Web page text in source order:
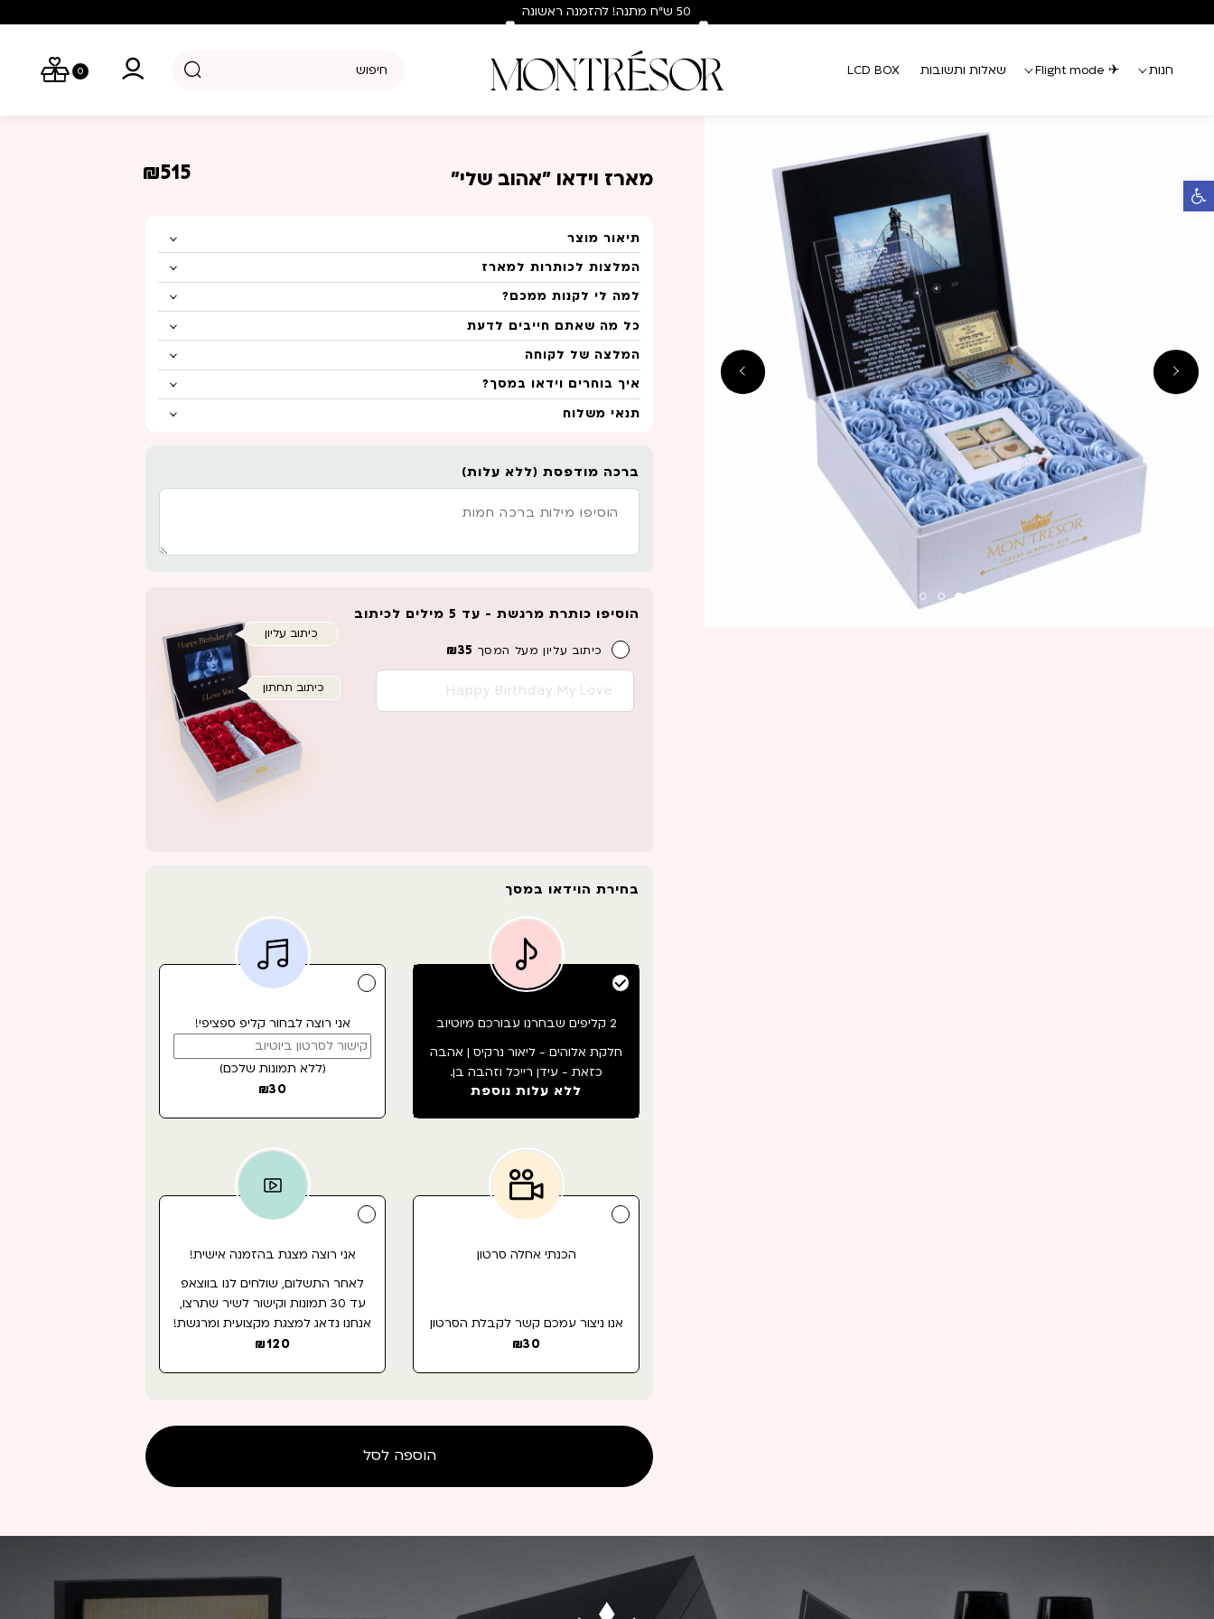
פתח סרגל נגישות
50 ש"ח מתנה! להזמנה ראשונה
חנות ✈ Flight mode שאלות ותשובות LCD BOX
0
מארז וידאו "אהוב שלי" ₪515
תיאור מוצר
המלצות לכותרות למארז
למה לי לקנות ממכם?
כל מה שאתם חייבים לדעת
המלצה של לקוחה
איך בוחרים וידאו במסך?
תנאי משלוח
ברכה מודפסת (ללא עלות)
כיתוב עליון
כיתוב תחתון
הוסיפו כותרת מרגשת - עד 5 מילים לכיתוב
כיתוב עליון מעל המסך ₪35
בחירת הוידאו במסך
2 קליפים שבחרנו עבורכם מיוטיוב
חלקת אלוהים - ליאור נרקיס | אהבה
כזאת - עידן רייכל וזהבה בן.
ללא עלות נוספת
אני רוצה לבחור קליפ ספציפי!
(ללא תמונות שלכם)
₪30
הכנתי אחלה סרטון
אנו ניצור עמכם קשר לקבלת הסרטון
₪30
אני רוצה מצגת בהזמנה אישית!
לאחר התשלום, שולחים לנו בווצאפ
עד 30 תמונות וקישור לשיר שתרצו,
אנחנו נדאג למצגת מקצועית ומרגשת!
₪120
הוספה לסל